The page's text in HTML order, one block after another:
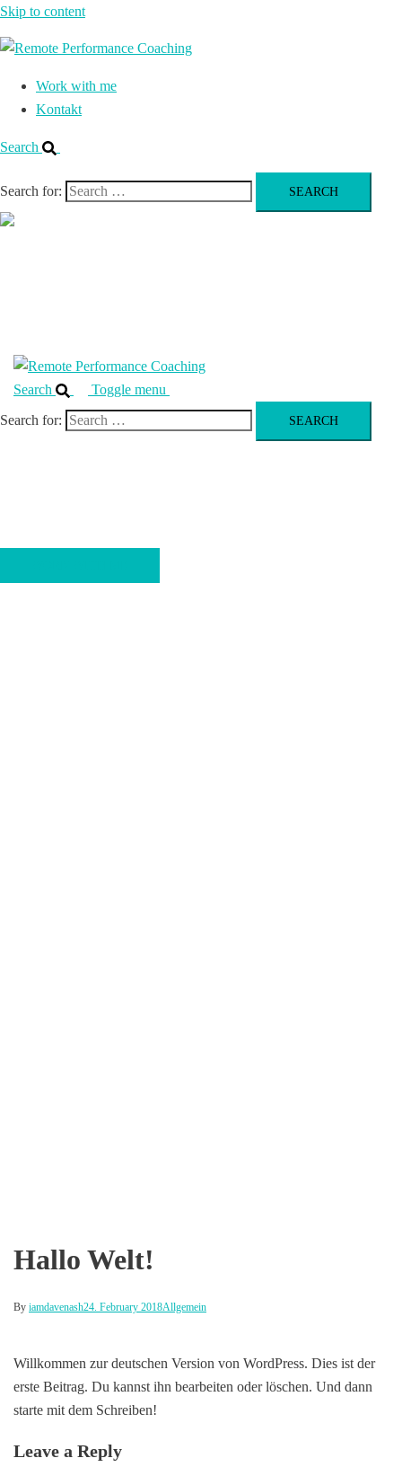
Skip to content
Work with me
Kontakt
Search
Search for:
Search
Toggle menu
Search for:
Hallo Welt!
By iamdavenash24. February 2018Allgemein
Willkommen zur deutschen Version von WordPress. Dies ist der
erste Beitrag. Du kannst ihn bearbeiten oder löschen. Und dann
starte mit dem Schreiben!
Leave a Reply